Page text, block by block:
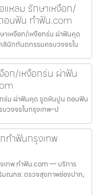
หลม รักษาเหงือก/
อนฟัน ทำฟัน.com
เหงือก/เหงือกร่น ผ่าฟันคุด
นิกทันตกรรมครบวงจรใน
ก/เหงือกร่น ผ่าฟัน
ร่น ผ่าฟันคุด ขูดหินปูน ถอนฟัน
งจรในกรุงเทพ–ป
ำฟันกรุงเทพ
ทพ ทำฟัน.com — บริการ
ณฑล: ตรวจสุขภาพช่องปาก,